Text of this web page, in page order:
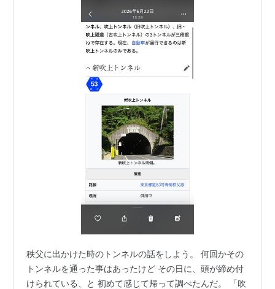
秩父に出かけた時のトンネルの話をしよう。 何回かその
トンネルを通った事はあったけど その日に、頭が締め付
けられている、と 初めて感じて帰って調べたんだ。 「吹